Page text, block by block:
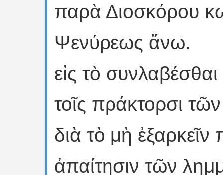
παρὰ Διοσκόρου
Ψενύρεως ἄνω.
εἰς τὸ
τοῖς πράκτορσι
διὰ τὸ μὴ ἐξαρκεῖν
ἀπαίτησιν τῶν